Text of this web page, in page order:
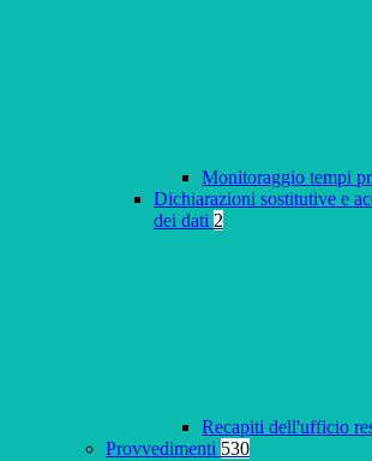
Monitoraggio tempi
Dichiarazioni sostitutive e
dei dati 2
Recapiti dell'ufficio
Provvedimenti 530